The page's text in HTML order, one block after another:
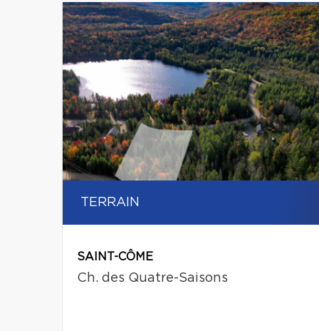
TERRAIN
SAINT-CÔME
Ch. des Quatre-Saisons